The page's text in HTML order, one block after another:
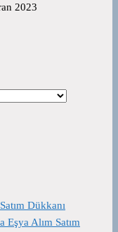
2023
Dükkanı
Alım Satım